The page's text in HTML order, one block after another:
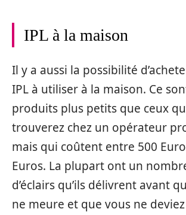
IPL à la maison
Il y a aussi la possibilité
IPL à utiliser à la maison. Ce
produits plus petits que ceux
trouverez chez un opérateur
mais qui coûtent entre 500
Euros. La plupart ont un
d’éclairs qu’ils délivrent avant
ne meure et que vous ne